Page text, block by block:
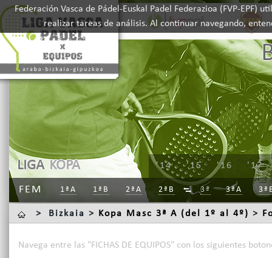
Federación Vasca de Pádel-Euskal Padel Federazioa (FVP-
realizar tareas de análisis. Al continuar navegando,
LIGA KOPA '17
'16
'15
'14
FEM 1ªA 1ªB 2ªA 2ªB  3ª 3ªA
> Bizkaia > Kopa Masc 3ª A (del 1º al 4º) >
Navega entre las "FICHAS DE EQUIPOS" con los siguientes